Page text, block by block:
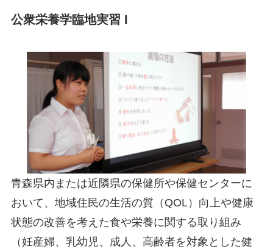
公衆栄養学臨地実習 I
青森県内または近隣県の保健所や保健センターに
おいて、地域住民の生活の質（QOL）向上や健康
状態の改善を考えた食や栄養に関する取り組み
（妊産婦、乳幼児、成人、高齢者を対象とした健